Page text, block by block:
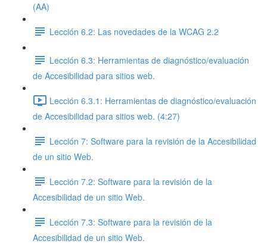
(AA)
Lección 6.2: Las novedades de la WCAG 2.2
Lección 6.3: Herramientas de diagnóstico/evaluación
de Accesibilidad para sitios web.
Lección 6.3.1: Herramientas de diagnóstico/evaluación
de Accesibilidad para sitios web. (4:27)
Lección 7: Software para la revisión de la Accesibilidad
de un sitio Web.
Lección 7.2: Software para la revisión de la
Accesibilidad de un sitio Web.
Lección 7.3: Software para la revisión de la
Accesibilidad de un sitio Web.